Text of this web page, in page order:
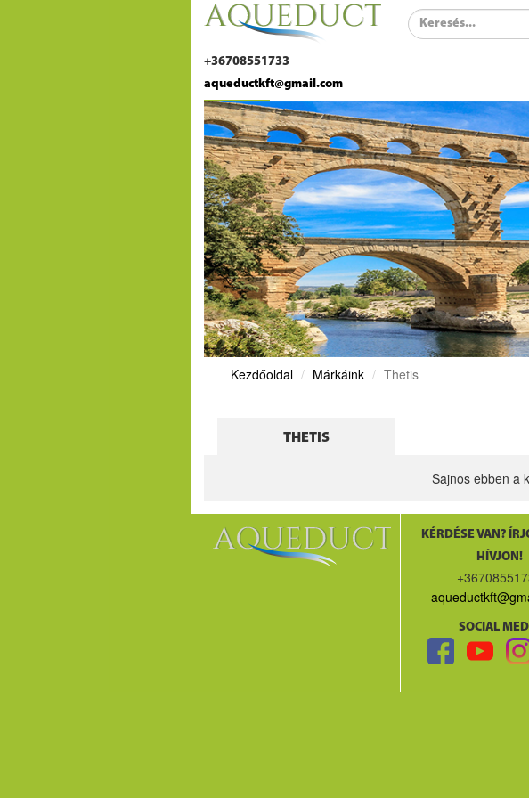
+36708551733
aqueductkft@gmail.com
Kezdőoldal Márkáink Thetis
THETIS
Sajnos ebben a
KÉRDÉSE VAN?
HÍVJON!
SOCIAL